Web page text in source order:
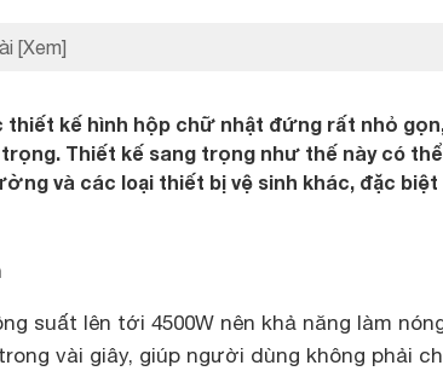
[Xem]
thiết kế hình hộp chữ nhật đứng rất nhỏ
Thiết kế sang trọng như thế này có
và các loại thiết bị vệ sinh khác, đặc biệt
suất lên tới 4500W nên khả năng làm
vài giây, giúp người dùng không phải